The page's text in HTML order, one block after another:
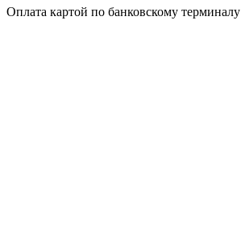
Оплата картой по банковскому терминалу